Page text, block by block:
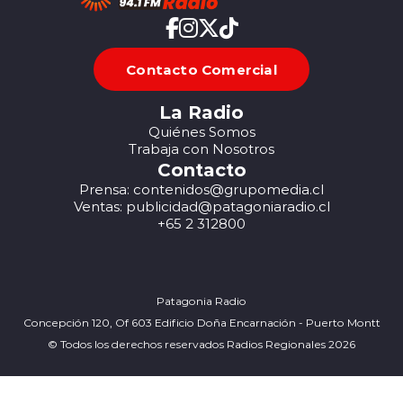
Contacto Comercial
La Radio
Quiénes Somos
Trabaja con Nosotros
Contacto
Prensa: contenidos@grupomedia.cl
Ventas: publicidad@patagoniaradio.cl
+65 2 312800
Patagonia Radio
Concepción 120, Of 603 Edificio Doña Encarnación - Puerto Montt
© Todos los derechos reservados Radios Regionales 2026